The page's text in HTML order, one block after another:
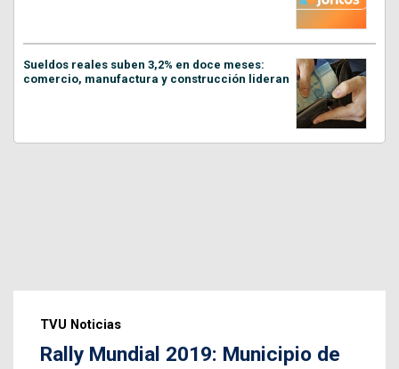
Sueldos reales suben 3,2% en doce meses:
comercio, manufactura y construcción lideran
TVU Noticias
Rally Mundial 2019: Municipio de